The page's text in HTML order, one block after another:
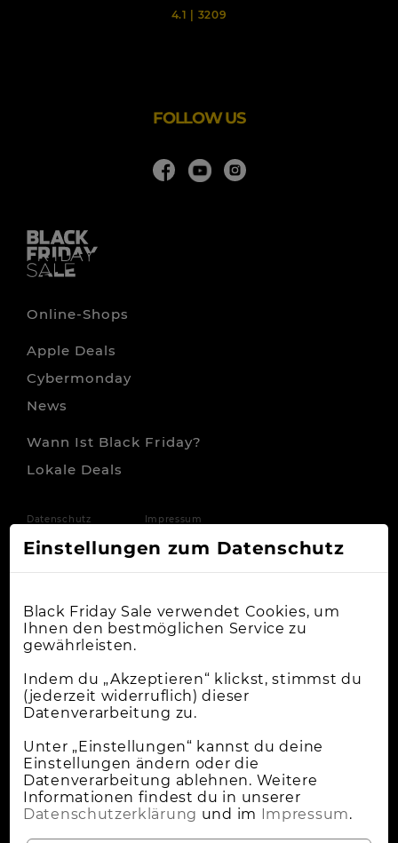
Prise englischen Humors.4.1 | 3209
FOLLOW US
Online-Shops
Apple Deals
Cybermonday
News
Wann Ist Black Friday?
Lokale Deals
Datenschutz Impressum
Einstellungen zum Datenschutz
Black Friday Sale verwendet Cookies, um
Ihnen den bestmöglichen Service zu
gewährleisten.
Indem du „Akzeptieren“ klickst, stimmst du
(jederzeit widerruflich) dieser
Datenverarbeitung zu.
Unter „Einstellungen“ kannst du deine
Einstellungen ändern oder die
Datenverarbeitung ablehnen. Weitere
Informationen findest du in unserer
Datenschutzerklärung und im Impressum.